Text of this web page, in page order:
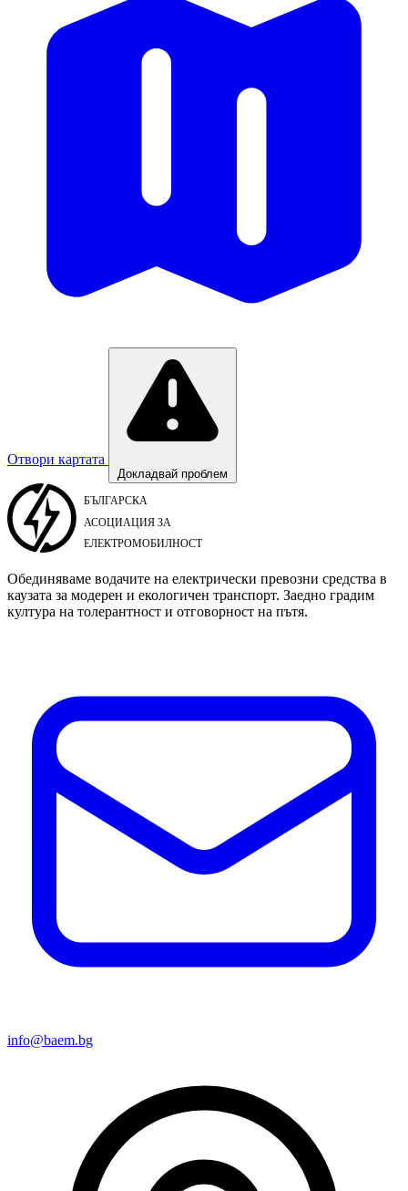
Отвори картата
Докладвай проблем
Обединяваме водачите на електрически превозни средства в
каузата за модерен и екологичен транспорт. Заедно градим
култура на толерантност и отговорност на пътя.
info@baem.bg